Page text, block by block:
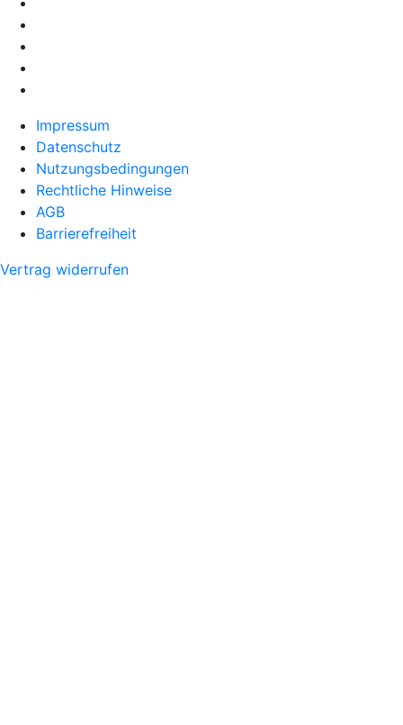
Impressum
Datenschutz
Nutzungsbedingungen
Rechtliche Hinweise
AGB
Barrierefreiheit
Vertrag widerrufen